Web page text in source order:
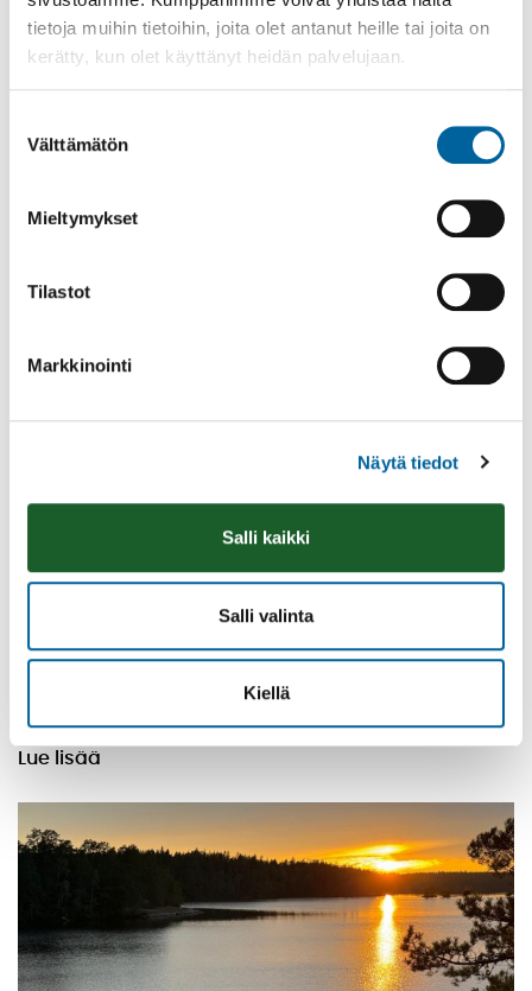
tietoja muihin tietoihin, joita olet antanut heille tai joita on
kerätty, kun olet käyttänyt heidän palvelujaan.
valinta
Välttämätön
Mieltymykset
Tilastot
Markkinointi
Näytä tiedot
Salli kaikki
Salli valinta
Kiellä
03.06.2026-31.08.2026
Vatulanharjun Vestivaalit
Palinperäntie 1312
Lue lisää